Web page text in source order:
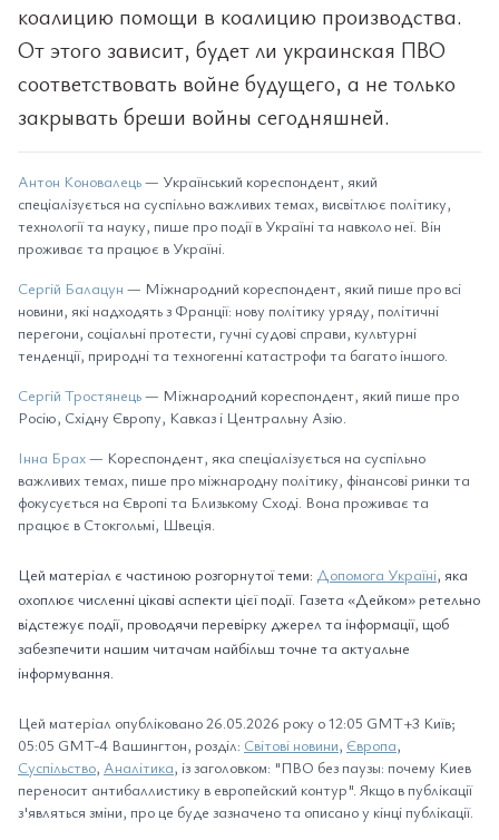
коалицию помощи в коалицию производства.
От этого зависит, будет ли украинская ПВО
соответствовать войне будущего, а не только
закрывать бреши войны сегодняшней.
Антон Коновалець— Український кореспондент, який
спеціалізується на суспільно важливих темах, висвітлює політику,
технології та науку, пише про події в Україні та навколо неї. Він
проживає та працює в Україні.
Сергій Балацун — Міжнародний кореспондент, який пише про всі
новини, які надходять з Франції: нову політику уряду, політичні
перегони, соціальні протести, гучні судові справи, культурні
тенденції, природні та техногенні катастрофи та багато іншого.
Сергій Тростянець— Міжнародний кореспондент, який пише про
Росію, Східну Європу, Кавказ і Центральну Азію.
Інна Брах— Кореспондент, яка спеціалізується на суспільно
важливих темах, пише про міжнародну політику, фінансові ринки та
фокусується на Європі та Близькому Сході. Вона проживає та
працює в Стокгольмі, Швеція.
Цей матеріал є частиною розгорнутої теми: Допомога Україні, яка
охоплює численні цікаві аспекти цієї події. Газета «Дейком» ретельно
відстежує події, проводячи перевірку джерел та інформації, щоб
забезпечити нашим читачам найбільш точне та актуальне
інформування.
Цей матеріал опубліковано 26.05.2026 року о 12:05 GMT+3 Київ;
05:05 GMT-4 Вашингтон, розділ: Світові новини, Європа,
Суспільство, Аналітика, із заголовком: "ПВО без паузы: почему Киев
переносит антибаллистику в европейский контур". Якщо в публікації
з'являться зміни, про це буде зазначено та описано у кінці публікації.